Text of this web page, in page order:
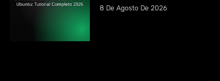
8 De Agosto De 2026